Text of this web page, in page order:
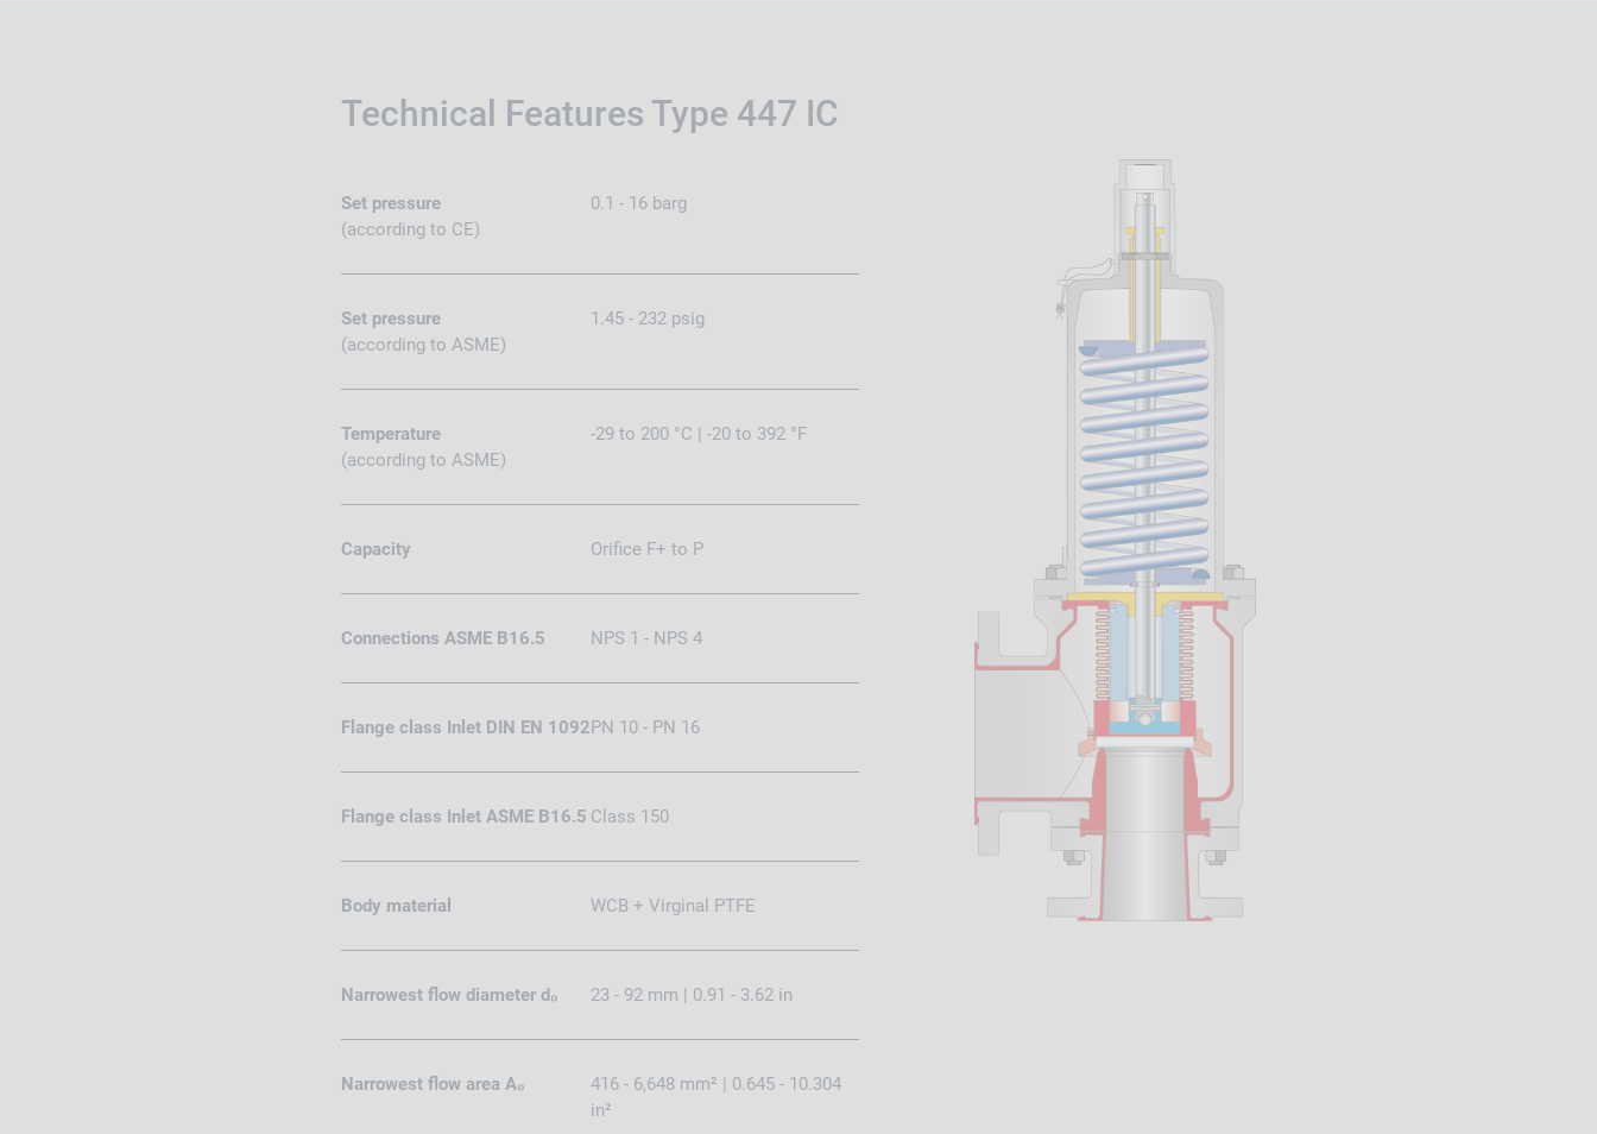
Technical Features Type 447 IC
Set pressure
(according to CE)
0.1 - 16 barg
Set pressure
(according to ASME)
1.45 - 232 psig
Temperature
(according to ASME)
-29 to 200 °C | -20 to 392 °F
Capacity Orifice F+ to P
Connections ASME B16.5 NPS 1 - NPS 4
Flange class Inlet DIN EN 1092PN 10 - PN 16
Flange class Inlet ASME B16.5 Class 150
Body material WCB + Virginal PTFE
Narrowest flow diameter d₀ 23 - 92 mm | 0.91 - 3.62 in
Narrowest flow area A₀
416 - 6,648 mm² | 0.645 - 10.304
in²